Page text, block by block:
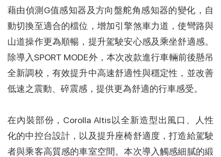
藉由偵測G值感知器及方向盤舵角感知器的變化，自
動切換至適合的檔位，增加引擎煞車力道，使彎路與
山道操作更為順暢，提升駕駛安心感及乘坐舒適感。
除導入SPORT MODE外，本次改款進行車輛前後懸吊
全新調校，有效提升中高速舒適性與穩定性，並改善
低速之震動、碎震感，提供更為舒適的行車感受。
在內裝部份，Corolla Altis以全新造型出風口、人性
化的中控台設計，以及提升座椅舒適度，打造給駕駛
者與乘客高質感的車室空間。本次導入觸感細膩的緞